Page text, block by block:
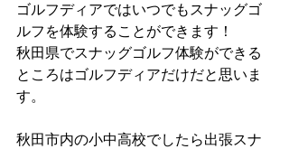
ゴルフディアではいつでもスナッグゴ
ルフを体験することができます！
秋田県でスナッグゴルフ体験ができる
ところはゴルフディアだけだと思いま
す。
秋田市内の小中高校でしたら出張スナ